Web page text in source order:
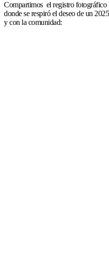
Compartimos el registro fotográfico
donde se respiró el deseo de un
y con la comunidad: